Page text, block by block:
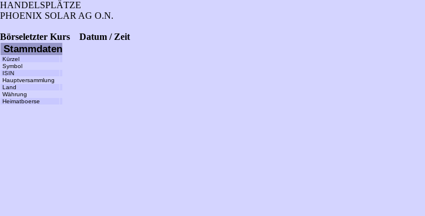
HANDELSPLÄTZE
PHOENIX SOLAR AG O.N.
Börseletzter Kurs Datum / Zeit
Stammdaten
Kürzel
Symbol
ISIN
Hauptversammlung
Land
Währung
Heimatboerse